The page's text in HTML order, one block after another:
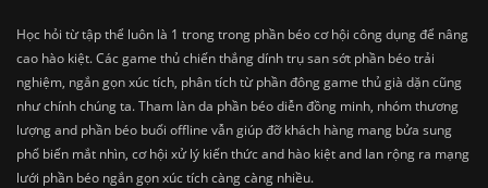
Học hỏi từ tập thể luôn là 1 trong trong phần béo cơ hội công dụng để nâng
cao hào kiệt. Các game thủ chiến thắng dính trụ san sớt phần béo trải
nghiệm, ngắn gọn xúc tích, phân tích từ phần đông game thủ già dặn cũng
như chính chúng ta. Tham làn da phần béo diễn đồng minh, nhóm thương
lượng and phần béo buổi offline vẫn giúp đỡ khách hàng mang bửa sung
phổ biến mắt nhìn, cơ hội xử lý kiến thức and hào kiệt and lan rộng ra mạng
lưới phần béo ngắn gọn xúc tích càng càng nhiều.